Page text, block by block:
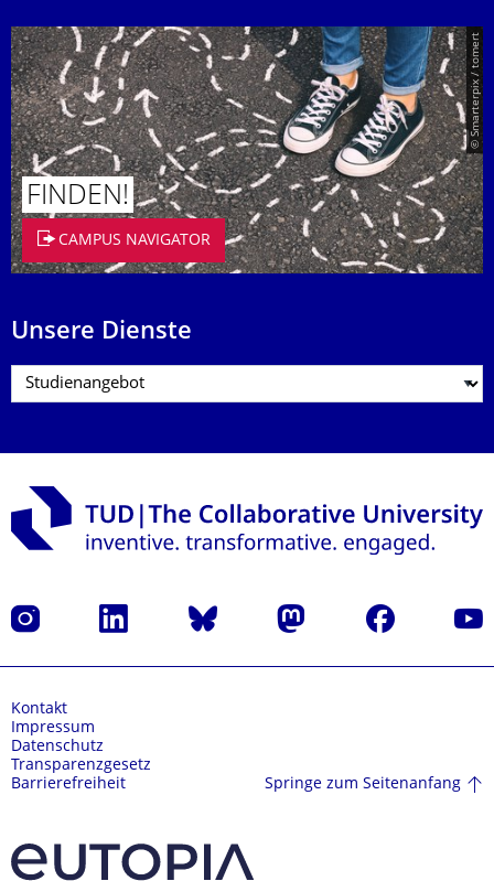
© Smarterpix / tomert
FINDEN!
CAMPUS NAVIGATOR
Unsere Dienste
Instagram LinkedIn Bluesky Mastodon Facebook
Kontakt
Impressum
Datenschutz
Transparenzgesetz
Barrierefreiheit
Springe zum Seitenanfang